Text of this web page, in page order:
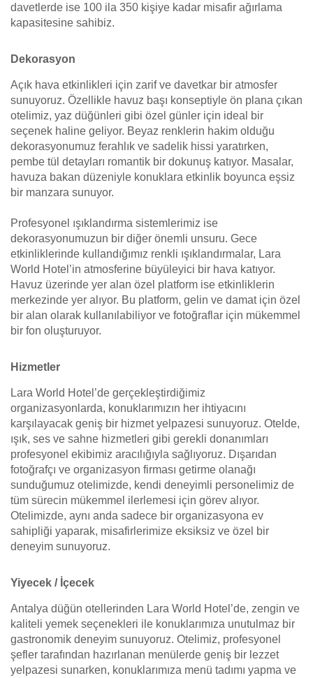
davetlerde ise 100 ila 350 kişiye kadar misafir ağırlama
kapasitesine sahibiz.
Dekorasyon
Açık hava etkinlikleri için zarif ve davetkar bir atmosfer
sunuyoruz. Özellikle havuz başı konseptiyle ön plana çıkan
otelimiz, yaz düğünleri gibi özel günler için ideal bir
seçenek haline geliyor. Beyaz renklerin hakim olduğu
dekorasyonumuz ferahlık ve sadelik hissi yaratırken,
pembe tül detayları romantik bir dokunuş katıyor. Masalar,
havuza bakan düzeniyle konuklara etkinlik boyunca eşsiz
bir manzara sunuyor.
Profesyonel ışıklandırma sistemlerimiz ise
dekorasyonumuzun bir diğer önemli unsuru. Gece
etkinliklerinde kullandığımız renkli ışıklandırmalar, Lara
World Hotel’in atmosferine büyüleyici bir hava katıyor.
Havuz üzerinde yer alan özel platform ise etkinliklerin
merkezinde yer alıyor. Bu platform, gelin ve damat için özel
bir alan olarak kullanılabiliyor ve fotoğraflar için mükemmel
bir fon oluşturuyor.
Hizmetler
Lara World Hotel’de gerçekleştirdiğimiz
organizasyonlarda, konuklarımızın her ihtiyacını
karşılayacak geniş bir hizmet yelpazesi sunuyoruz. Otelde,
ışık, ses ve sahne hizmetleri gibi gerekli donanımları
profesyonel ekibimiz aracılığıyla sağlıyoruz. Dışarıdan
fotoğrafçı ve organizasyon firması getirme olanağı
sunduğumuz otelimizde, kendi deneyimli personelimiz de
tüm sürecin mükemmel ilerlemesi için görev alıyor.
Otelimizde, aynı anda sadece bir organizasyona ev
sahipliği yaparak, misafirlerimize eksiksiz ve özel bir
deneyim sunuyoruz.
Yiyecek / İçecek
Antalya düğün otellerinden Lara World Hotel’de, zengin ve
kaliteli yemek seçenekleri ile konuklarımıza unutulmaz bir
gastronomik deneyim sunuyoruz. Otelimiz, profesyonel
şefler tarafından hazırlanan menülerde geniş bir lezzet
yelpazesi sunarken, konuklarımıza menü tadımı yapma ve